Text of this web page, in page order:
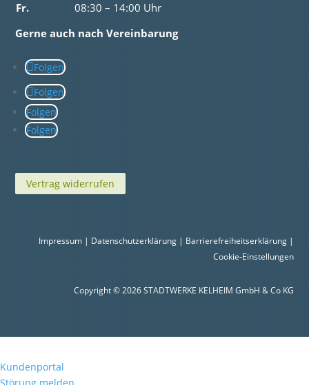
Fr.
08:30 – 14:00 Uhr
Gerne auch nach Vereinbarung
Folgen
Folgen
Folgen
Folgen
Vertrag widerrufen
Impressum| Datenschutzerklärung| Barrierefreiheitserklärung|
Cookie-Einstellungen
Copyright © 2026 STADTWERKE KELHEIM GmbH & Co KG
Kundenportal